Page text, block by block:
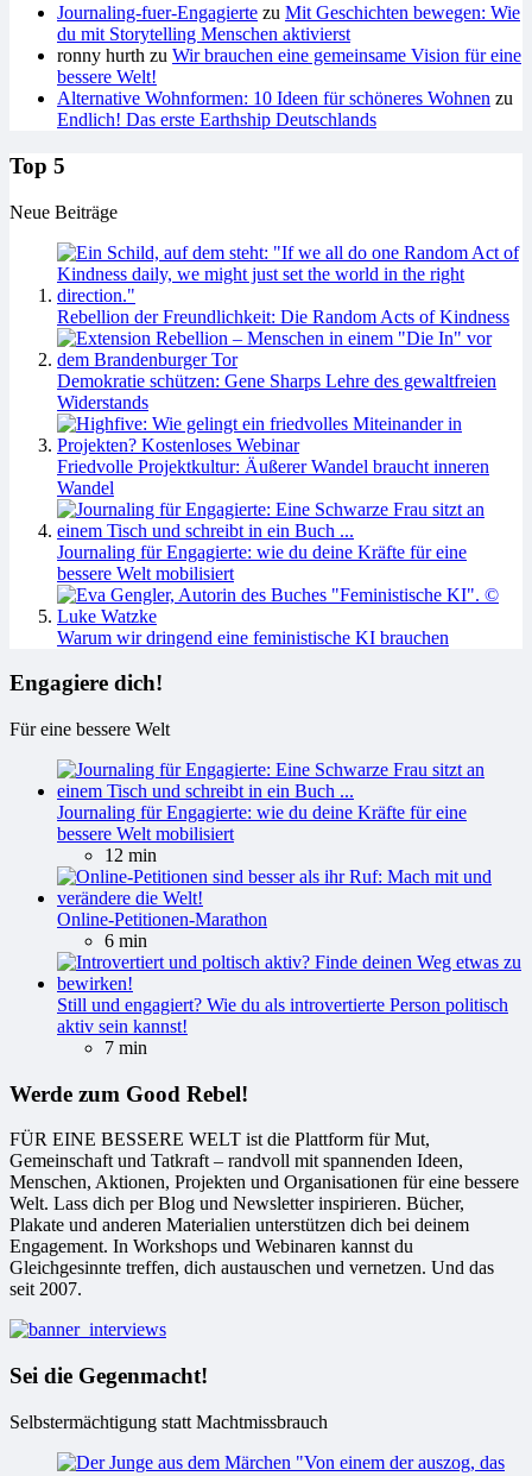
Journaling-fuer-Engagierte zu Mit Geschichten bewegen: Wie
du mit Storytelling Menschen aktivierst
ronny hurth zu Wir brauchen eine gemeinsame Vision für eine
bessere Welt!
Alternative Wohnformen: 10 Ideen für schöneres Wohnen zu
Endlich! Das erste Earthship Deutschlands
Top 5
Neue Beiträge
Rebellion der Freundlichkeit: Die Random Acts of Kindness
Demokratie schützen: Gene Sharps Lehre des gewaltfreien
Widerstands
Friedvolle Projektkultur: Äußerer Wandel braucht inneren
Wandel
Journaling für Engagierte: wie du deine Kräfte für eine
bessere Welt mobilisiert
Warum wir dringend eine feministische KI brauchen
Engagiere dich!
Für eine bessere Welt
Journaling für Engagierte: wie du deine Kräfte für eine
bessere Welt mobilisiert
12 min
Online-Petitionen-Marathon
6 min
Still und engagiert? Wie du als introvertierte Person politisch
aktiv sein kannst!
7 min
Werde zum Good Rebel!
FÜR EINE BESSERE WELT ist die Plattform für Mut,
Gemeinschaft und Tatkraft – randvoll mit spannenden Ideen,
Menschen, Aktionen, Projekten und Organisationen für eine bessere
Welt. Lass dich per Blog und Newsletter inspirieren. Bücher,
Plakate und anderen Materialien unterstützen dich bei deinem
Engagement. In Workshops und Webinaren kannst du
Gleichgesinnte treffen, dich austauschen und vernetzen. Und das
seit 2007.
Sei die Gegenmacht!
Selbstermächtigung statt Machtmissbrauch